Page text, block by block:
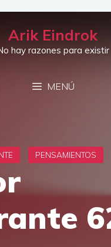
Arik Eindrok
hay razones para existir
MENÚ